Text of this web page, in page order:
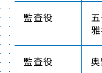
監査役
監査役